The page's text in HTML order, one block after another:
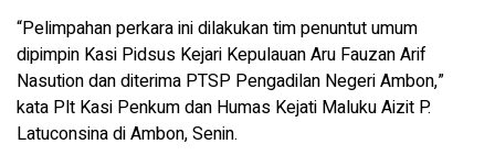
“Pelimpahan perkara ini dilakukan tim penuntut umum
dipimpin Kasi Pidsus Kejari Kepulauan Aru Fauzan Arif
Nasution dan diterima PTSP Pengadilan Negeri Ambon,”
kata Plt Kasi Penkum dan Humas Kejati Maluku Aizit P.
Latuconsina di Ambon, Senin.